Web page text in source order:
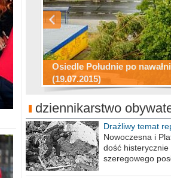
Osiedle Południe po
(19.07.2015)
Wizytówka Włocławka
polowanie wigilijne 2014
dziennikarstwo
Drażliwy temat
berlińska
Nowoczesna i
dość histerycznie
szeregowego